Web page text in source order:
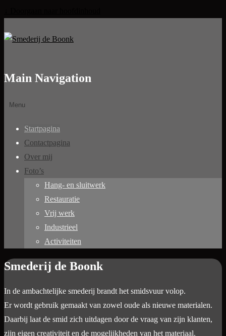
Main Navigation
Menu
Startpagina
Contactpagina
Over mij
Foto’s
Hang- en sluitwerk
Restauratie
Vrij werk
Industrieel
Activiteiten
Smederij de Boonk
In de ambachtelijke smederij brandt het smidsvuur volop.
Er wordt gebruik gemaakt van zowel oude als nieuwe materialen.
Daarbij laat de smid zich uitdagen door de vraag van zijn klanten,
zijn eigen creativiteit en de mogelijkheden van het materiaal.